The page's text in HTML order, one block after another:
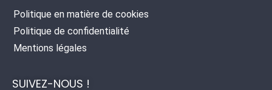
Politique en matière de cookies
Politique de confidentialité
Mentions légales
SUIVEZ-NOUS !